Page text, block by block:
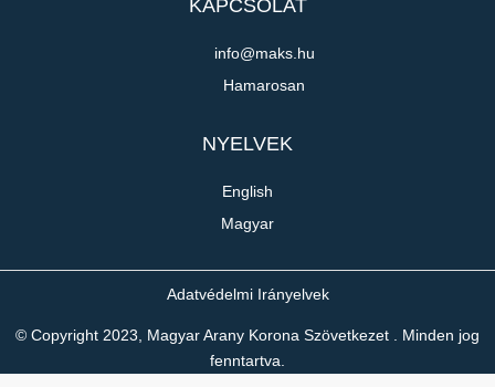
KAPCSOLAT
info@maks.hu
Hamarosan
NYELVEK
English
Magyar
Adatvédelmi Irányelvek
© Copyright 2023, Magyar Arany Korona Szövetkezet . Minden jog
fenntartva.